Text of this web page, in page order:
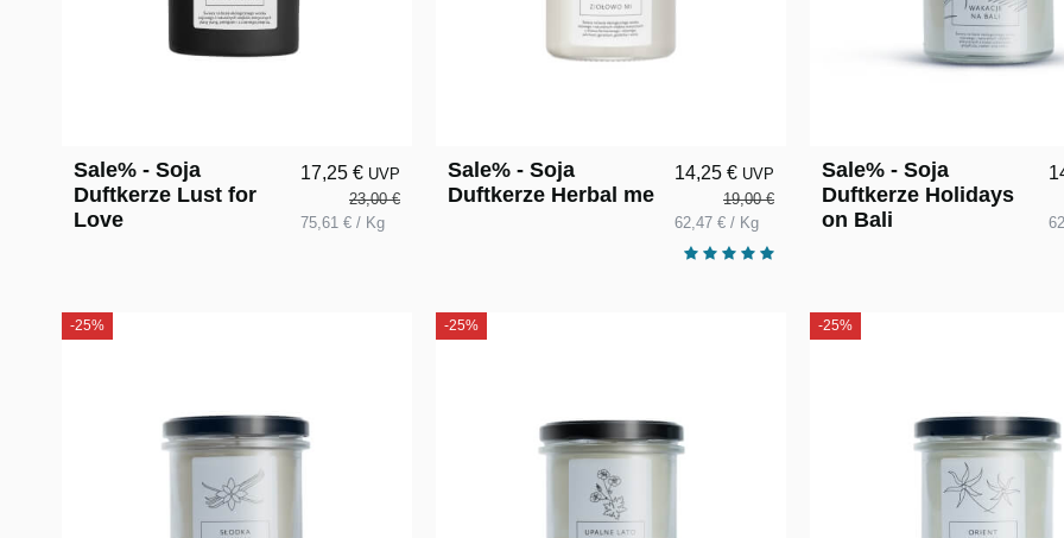
Sale% - Soja
Duftkerze Lust for
Love
17,25 € UVP
23,00 €
75,61 € / Kg
Sale% - Soja
Duftkerze Herbal me
14,25 € UVP
19,00 €
62,47 € / Kg
Sale% - Soja
Duftkerze Holidays
on Bali
-25% -25% -25%